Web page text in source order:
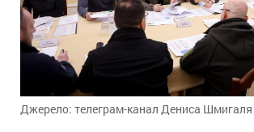
Джерело: телеграм-канал Дениса Шмигаля